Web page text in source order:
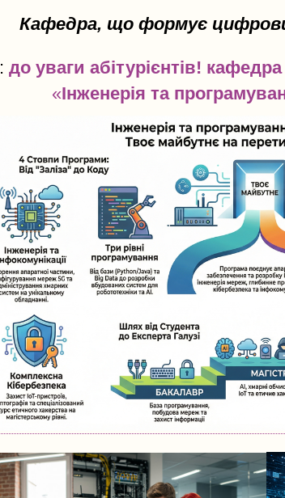
Кафедра, що формує
:до уваги абітурієнтів!
«Інженерія та